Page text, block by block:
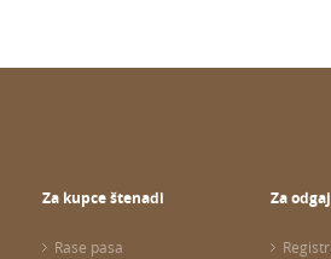
Za kupce štenadi
Rase pasa
Za